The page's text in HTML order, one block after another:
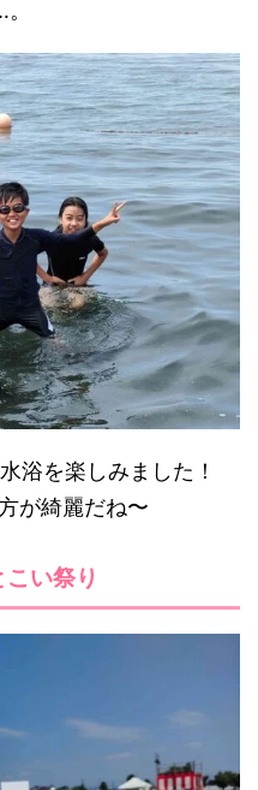
浴を楽しみました！
が綺麗だね〜
い祭り